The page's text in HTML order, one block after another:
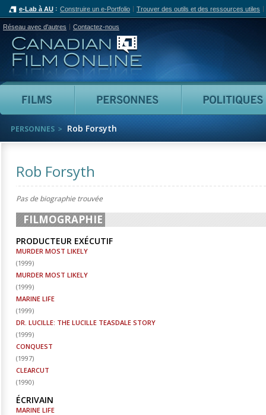
e-Lab à AU Construire un e-Portfolio Trouver des outils et des ressources utiles
Réseau avec d'autres Contactez-nous
Canadian Film Online
Films Personnes
PERSONNES Rob Forsyth
Rob Forsyth
Pas de biographie trouvée
FILMOGRAPHIE
PRODUCTEUR EXÉCUTIF
MURDER MOST LIKELY
(1999)
MURDER MOST LIKELY
(1999)
MARINE LIFE
(1999)
DR. LUCILLE: THE LUCILLE TEASDALE STORY
(1999)
CONQUEST
(1997)
CLEARCUT
(1990)
ÉCRIVAIN
MARINE LIFE